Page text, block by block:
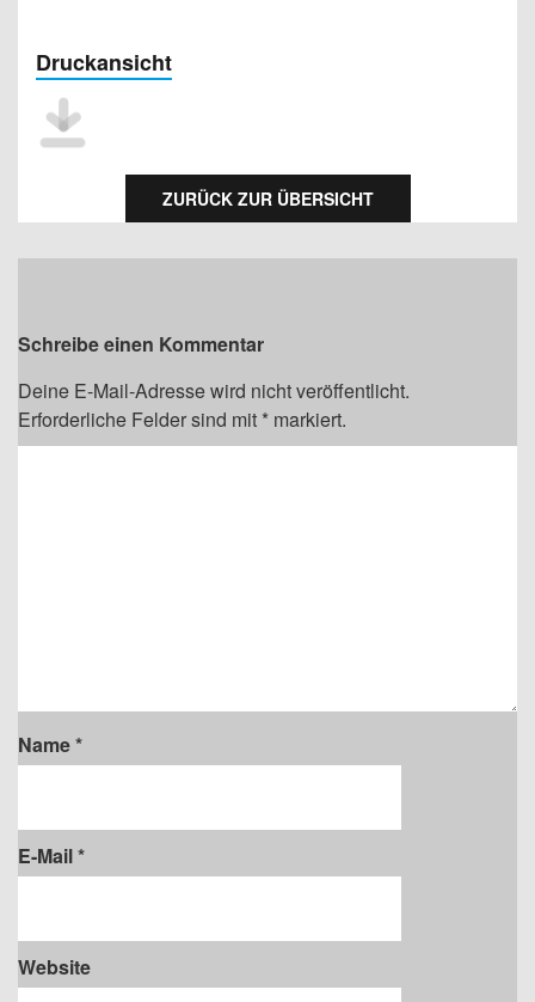
Druckansicht
ZURÜCK ZUR ÜBERSICHT
Schreibe einen Kommentar
Deine E-Mail-Adresse wird nicht veröffentlicht.
Erforderliche Felder sind mit * markiert.
Name*
E-Mail*
Website